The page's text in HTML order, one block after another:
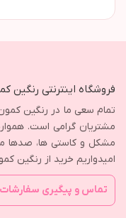
فروشگاه اینترنتی رنگین
تمام سعی ما در رنگین
مشتریان گرامی است.
مشکل و کاستی ها، صدها
امیدواریم خرید از رنگین
تماس و پیگیری سفارشات: ۶۲۷۳۶۴۳-